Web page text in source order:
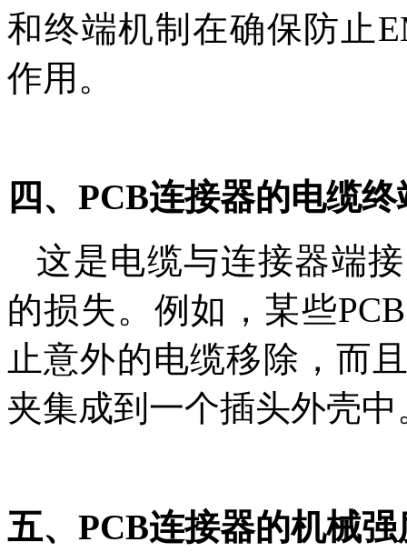
和终端机制在确保防止
作用。
四、PCB连接器的电缆终
这是电缆与连接器端
的损失。例如，某些
止意外的电缆移除，而
夹集成到一个插头外壳中
五、PCB连接器的机械强